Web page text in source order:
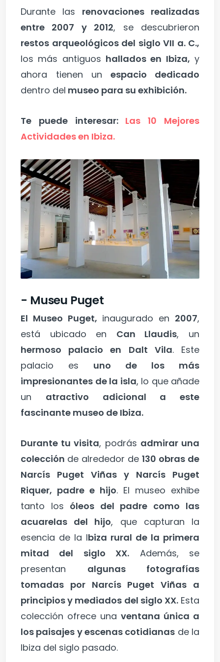
Durante las renovaciones realizadas
entre 2007 y 2012, se descubrieron
restos arqueológicos del siglo VII a. C.,
los más antiguos hallados en Ibiza, y
ahora tienen un espacio dedicado
dentro del museo para su exhibición.
Te puede interesar: Las 10 Mejores
Actividades en Ibiza.
- Museu Puget
El Museo Puget, inaugurado en 2007,
está ubicado en Can Llaudis, un
hermoso palacio en Dalt Vila. Este
palacio es uno de los más
impresionantes de la isla, lo que añade
un atractivo adicional a este
fascinante museo de Ibiza.
Durante tu visita, podrás admirar una
colección de alrededor de 130 obras de
Narcís Puget Viñas y Narcís Puget
Riquer, padre e hijo. El museo exhibe
tanto los óleos del padre como las
acuarelas del hijo, que capturan la
esencia de la Ibiza rural de la primera
mitad del siglo XX. Además, se
presentan algunas fotografías
tomadas por Narcís Puget Viñas a
principios y mediados del siglo XX.Esta
colección ofrece una ventana única a
los paisajes y escenas cotidianas de la
Ibiza del siglo pasado.